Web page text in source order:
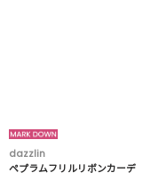
dazzlin
ペプラムフリルリボンカーデ